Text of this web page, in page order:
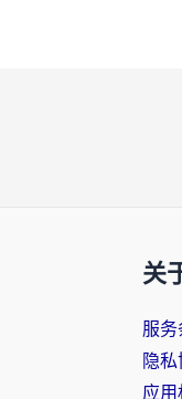
关
服
隐
应用